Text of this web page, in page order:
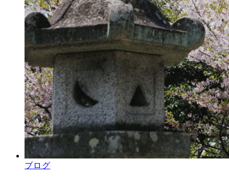
ブログ